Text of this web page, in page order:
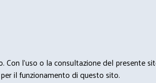
l'uso o la consultazione del presente
il funzionamento di questo sito.